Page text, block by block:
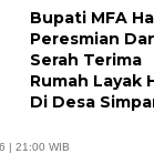
Bupati MFA
Peresmian
Serah Terima
Rumah Layak
Di Desa
| 21:00 WIB